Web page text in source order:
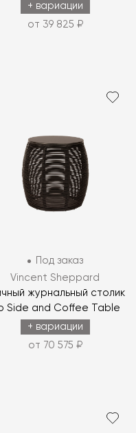
+ вариации
от 39 825 ₽
Под заказ
Vincent Sheppard
журнальный столик
Side and Coffee Table
+ вариации
от 70 575 ₽